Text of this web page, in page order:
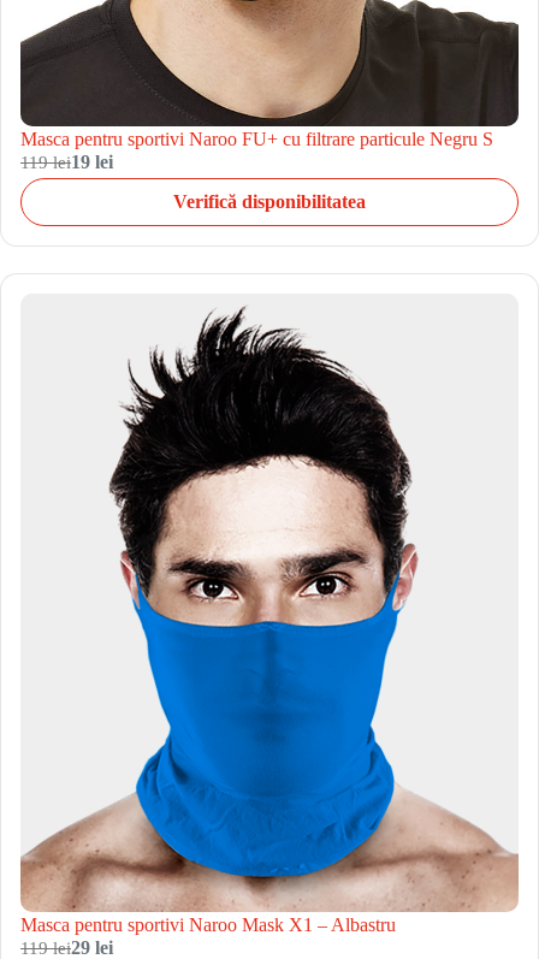
Masca pentru sportivi Naroo FU+ cu filtrare particule Negru S
119 lei19 lei
Verifică disponibilitatea
Masca pentru sportivi Naroo Mask X1 – Albastru
119 lei29 lei